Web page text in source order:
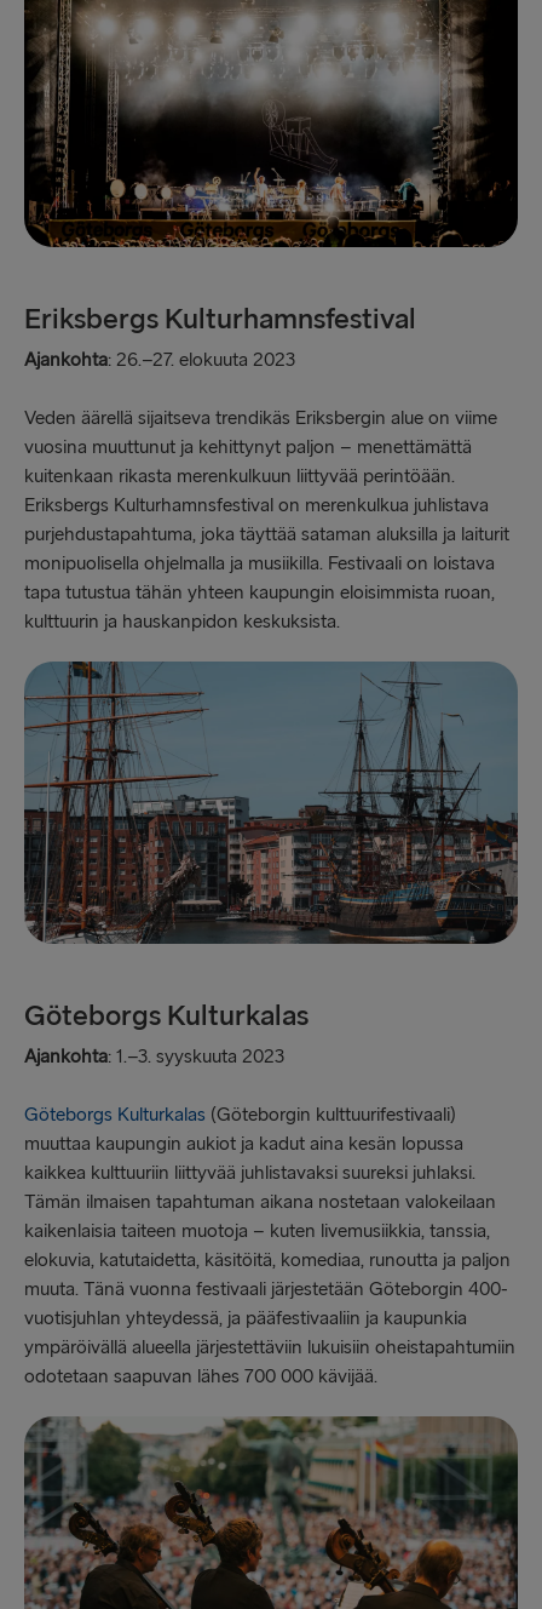
Eriksbergs Kulturhamnsfestival
Ajankohta: 26.–27. elokuuta 2023
Veden äärellä sijaitseva trendikäs Eriksbergin alue on viime
vuosina muuttunut ja kehittynyt paljon – menettämättä
kuitenkaan rikasta merenkulkuun liittyvää perintöään.
Eriksbergs Kulturhamnsfestival on merenkulkua juhlistava
purjehdustapahtuma, joka täyttää sataman aluksilla ja laiturit
monipuolisella ohjelmalla ja musiikilla. Festivaali on loistava
tapa tutustua tähän yhteen kaupungin eloisimmista ruoan,
kulttuurin ja hauskanpidon keskuksista.
Göteborgs Kulturkalas
Ajankohta: 1.–3. syyskuuta 2023
Göteborgs Kulturkalas (Göteborgin kulttuurifestivaali)
muuttaa kaupungin aukiot ja kadut aina kesän lopussa
kaikkea kulttuuriin liittyvää juhlistavaksi suureksi juhlaksi.
Tämän ilmaisen tapahtuman aikana nostetaan valokeilaan
kaikenlaisia taiteen muotoja – kuten livemusiikkia, tanssia,
elokuvia, katutaidetta, käsitöitä, komediaa, runoutta ja paljon
muuta. Tänä vuonna festivaali järjestetään Göteborgin 400-
vuotisjuhlan yhteydessä, ja pääfestivaaliin ja kaupunkia
ympäröivällä alueella järjestettäviin lukuisiin oheistapahtumiin
odotetaan saapuvan lähes 700 000 kävijää.